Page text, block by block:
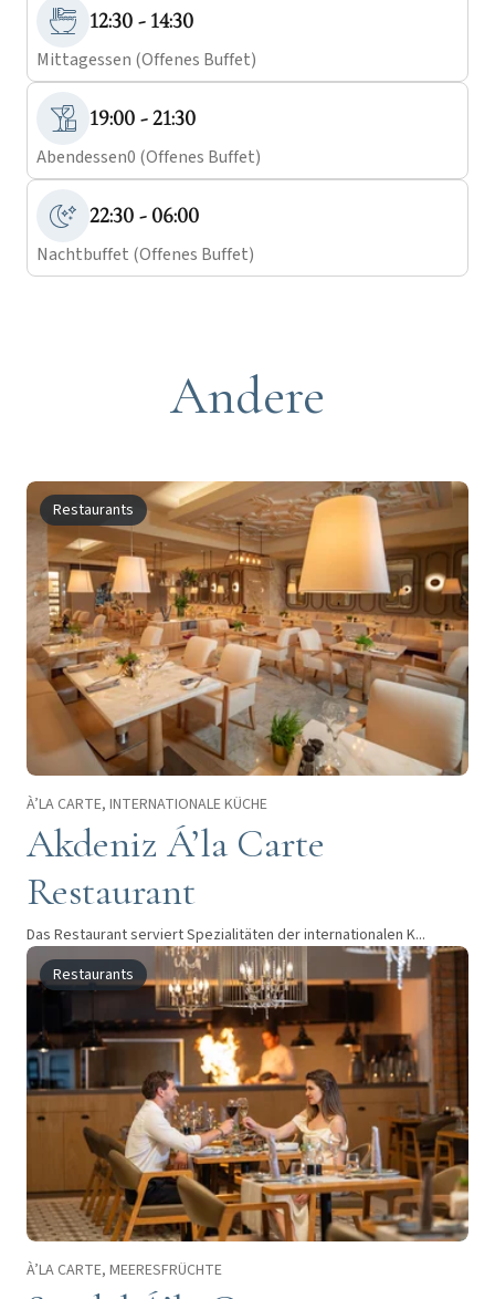
12:30 - 14:30
Mittagessen (Offenes Buffet)
19:00 - 21:30
Abendessen0 (Offenes Buffet)
22:30 - 06:00
Nachtbuffet (Offenes Buffet)
Andere
Restaurants
À’LA CARTE, INTERNATIONALE KÜCHE
Akdeniz Á’la Carte
Restaurant
Das Restaurant serviert Spezialitäten der internationalen K...
Restaurants
À’LA CARTE, MEERESFRÜCHTE